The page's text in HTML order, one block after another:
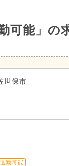
可能」の
世保市
勤可能